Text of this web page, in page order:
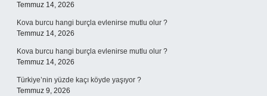
Temmuz 14, 2026
Kova burcu hangi burçla evlenirse mutlu olur ?
Temmuz 14, 2026
Kova burcu hangi burçla evlenirse mutlu olur ?
Temmuz 14, 2026
Türkiye’nin yüzde kaçı köyde yaşıyor ?
Temmuz 9, 2026